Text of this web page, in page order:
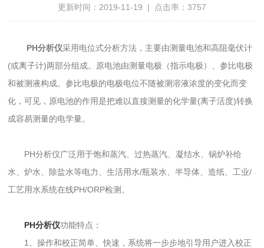
更新时间：2019-11-19 | 点击率：3757
PH分析仪采用电位式分析方法，主要由测量电池和高阻毫伏计
(或离子计)两部分组成。原电池由测量电极（指示电极）、参比电极
和被测液构成。参比电极的电极电位不随被测溶液浓度的变化而变
化，可见，原电池的作用是把难以直接测量的化学量(离子活度)转换
成容易测量的电学量。
PH分析仪广泛用于饱和蒸汽、过热蒸汽、凝结水、锅炉补给
水、炉水、除盐水等电力、生活用水/瓶装水、半导体、造纸、工业/
工艺用水系统在线PH/ORP检测。
PH分析仪功能特点：
1、操作和校正简单、快速，系统将一步步地引导用户进入校正